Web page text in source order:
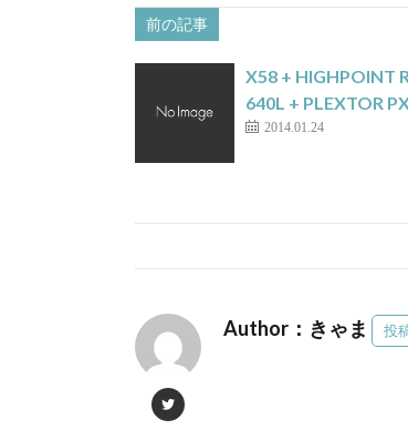
前の記事
X58 + HIGHPOINT
640L + PLEXTOR
2014.01.24
Author：きゃま 投